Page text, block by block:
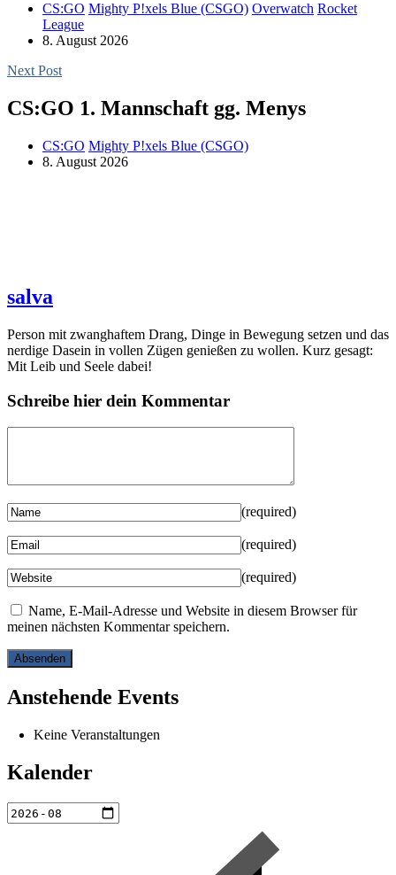
CS:GO Mighty P!xels Blue (CSGO) Overwatch Rocket
League
8. August 2026
Next Post
CS:GO 1. Mannschaft gg. Menys
CS:GO Mighty P!xels Blue (CSGO)
8. August 2026
salva
Person mit zwanghaftem Drang, Dinge in Bewegung setzen und das
nerdige Dasein in vollen Zügen genießen zu wollen. Kurz gesagt:
Mit Leib und Seele dabei!
Schreibe hier dein Kommentar
(required)
(required)
(required)
Name, E-Mail-Adresse und Website in diesem Browser für
meinen nächsten Kommentar speichern.
Anstehende Events
Keine Veranstaltungen
Kalender